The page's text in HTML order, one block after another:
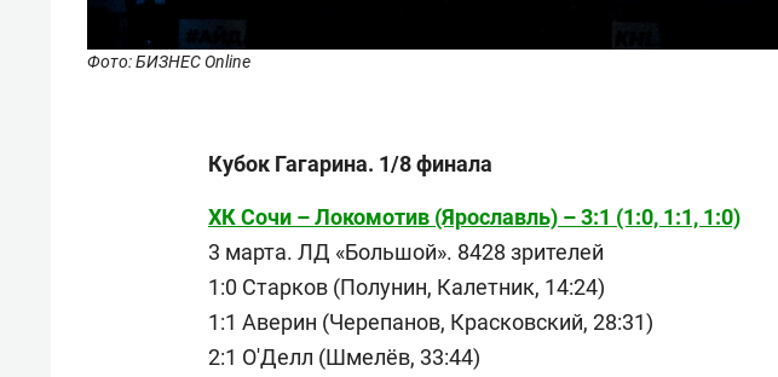
Фото: БИЗНЕС Online
Кубок Гагарина. 1/8 финала
ХК Сочи – Локомотив (Ярославль) – 3:1 (1:0, 1:1, 1:0)
3 марта. ЛД «Большой». 8428 зрителей
1:0 Старков (Полунин, Калетник, 14:24)
1:1 Аверин (Черепанов, Красковский, 28:31)
2:1 О'Делл (Шмелёв, 33:44)